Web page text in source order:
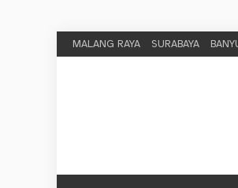
MALANG RAYA SURABAYA